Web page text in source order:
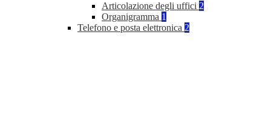
Articolazione degli uffici 2
Organigramma 1
Telefono e posta elettronica 2